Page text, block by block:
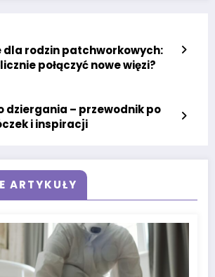
dla rodzin patchworkowych:
połączyć nowe więzi?
dziergania – przewodnik po
i inspiracji
ARTYKUŁY